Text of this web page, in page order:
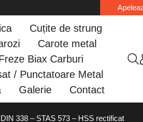
Cuțite de strung
Carote metal
Biax Carburi
/ Punctatoare Metal
Galerie Contact
338 – STAS 573 – HSS rectificat